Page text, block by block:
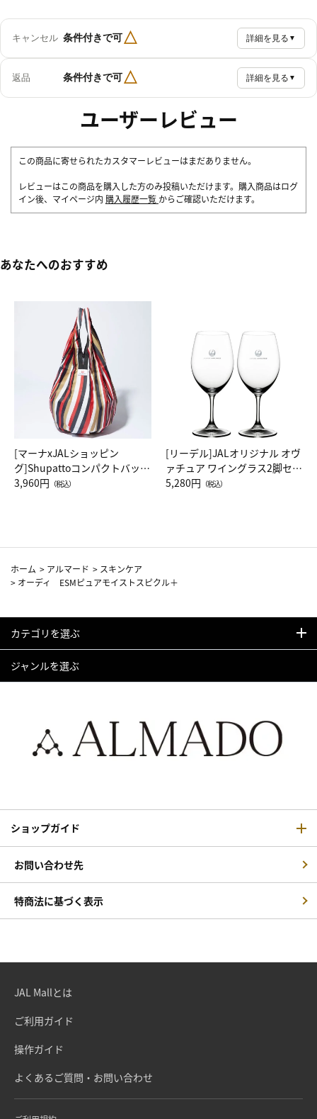
キャンセル 条件付きで可△ 詳細を見る ▼
返品 条件付きで可△ 詳細を見る ▼
ユーザーレビュー
この商品に寄せられたカスタマーレビューはまだありません。
レビューはこの商品を購入した方のみ投稿いただけます。購入商品はログ
イン後、マイページ内 購入履歴一覧 からご確認いただけます。
あなたへのおすすめ
[マーナxJALショッピン
グ]Shupattoコンパクトバッグ
Drop JAL客室乗務員（LC）ス
3,960円 （税込）
[リーデル]JALオリジナル オヴ
ァチュア ワイングラス2脚セッ
ト（レッドワイン）
5,280円 （税込）
ホーム > アルマード > スキンケア
> オーディ ESMピュアモイストスピクル＋
カテゴリを選ぶ
ジャンルを選ぶ
ショップガイド
お問い合わせ先
特商法に基づく表示
JAL Mallとは
ご利用ガイド
操作ガイド
よくあるご質問・お問い合わせ